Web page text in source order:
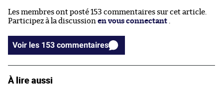
Les membres ont posté 153 commentaires sur cet article.
Participez à la discussion en vous connectant
Voir les 153 commentaires
À lire aussi